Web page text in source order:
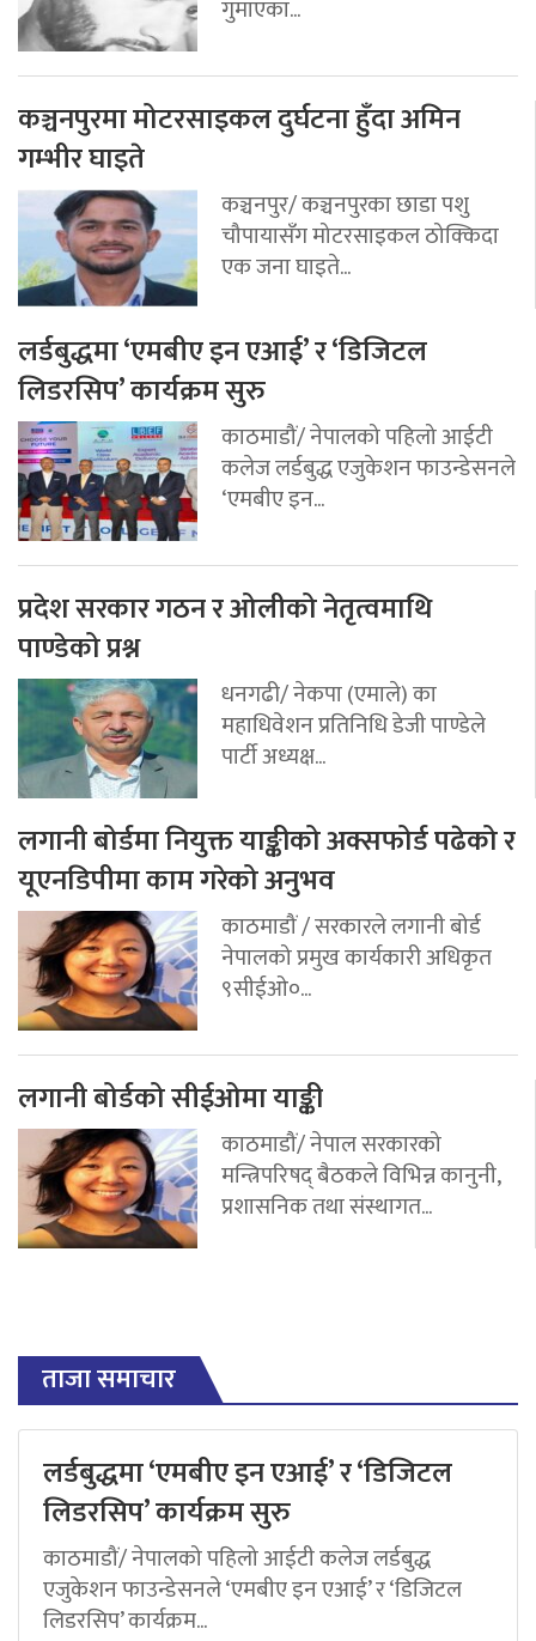
गुमाएका...
कञ्चनपुरमा मोटरसाइकल दुर्घटना हुँदा अमिन
गम्भीर घाइते
कञ्चनपुर/ कञ्चनपुरका छाडा पशु
चौपायासँग मोटरसाइकल ठोक्किदा
एक जना घाइते...
लर्डबुद्धमा ‘एमबीए इन एआई’ र ‘डिजिटल
लिडरसिप’ कार्यक्रम सुरु
काठमाडौं/ नेपालको पहिलो आईटी
कलेज लर्डबुद्ध एजुकेशन फाउन्डेसनले
‘एमबीए इन...
प्रदेश सरकार गठन र ओलीको नेतृत्वमाथि
पाण्डेको प्रश्न
धनगढी/ नेकपा (एमाले) का
महाधिवेशन प्रतिनिधि डेजी पाण्डेले
पार्टी अध्यक्ष...
लगानी बोर्डमा नियुक्त याङ्कीको अक्सफोर्ड पढेको र
यूएनडिपीमा काम गरेको अनुभव
काठमाडौं / सरकारले लगानी बोर्ड
नेपालको प्रमुख कार्यकारी अधिकृत
९सीईओ०...
लगानी बोर्डको सीईओमा याङ्की
काठमाडौं/ नेपाल सरकारको
मन्त्रिपरिषद् बैठकले विभिन्न कानुनी,
प्रशासनिक तथा संस्थागत...
ताजा समाचार
लर्डबुद्धमा ‘एमबीए इन एआई’ र ‘डिजिटल
लिडरसिप’ कार्यक्रम सुरु
काठमाडौं/ नेपालको पहिलो आईटी कलेज लर्डबुद्ध
एजुकेशन फाउन्डेसनले ‘एमबीए इन एआई’ र ‘डिजिटल
लिडरसिप’ कार्यक्रम...